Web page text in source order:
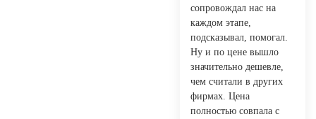
сопровождал нас на
каждом этапе,
подсказывал, помогал.
Ну и по цене вышло
значительно дешевле,
чем считали в других
фирмах. Цена
полностью совпала с